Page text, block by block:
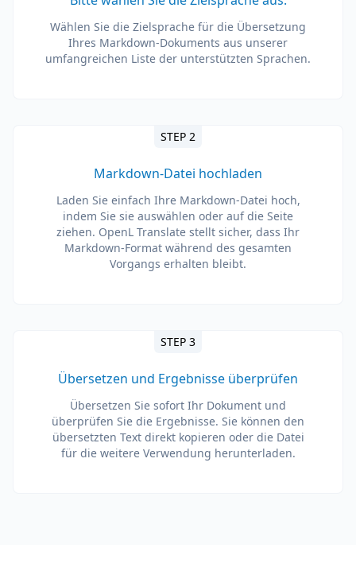
Wählen Sie die Zielsprache für die Übersetzung
Ihres Markdown-Dokuments aus unserer
umfangreichen Liste der unterstützten Sprachen.
STEP 2
Markdown-Datei hochladen
Laden Sie einfach Ihre Markdown-Datei hoch,
indem Sie sie auswählen oder auf die Seite
ziehen. OpenL Translate stellt sicher, dass Ihr
Markdown-Format während des gesamten
Vorgangs erhalten bleibt.
STEP 3
Übersetzen und Ergebnisse überprüfen
Übersetzen Sie sofort Ihr Dokument und
überprüfen Sie die Ergebnisse. Sie können den
übersetzten Text direkt kopieren oder die Datei
für die weitere Verwendung herunterladen.